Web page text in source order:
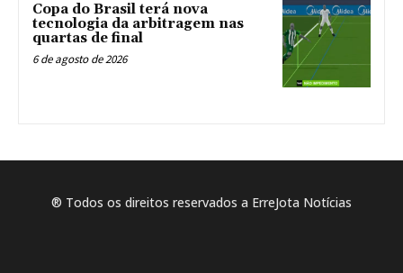
Copa do Brasil terá nova
tecnologia da arbitragem nas
quartas de final
6 de agosto de 2026
® Todos os direitos reservados a ErreJota Notícias